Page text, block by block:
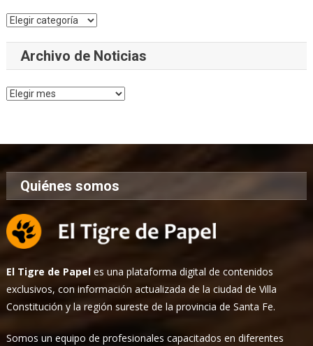
Categorías
Archivo de Noticias
Archivo
Quiénes somos
El Tigre de Papel es una plataforma digital de contenidos
exclusivos, con información actualizada de la ciudad de Villa
Constitución y la región sureste de la provincia de Santa Fe.
Somos un equipo de profesionales capacitados en diferentes